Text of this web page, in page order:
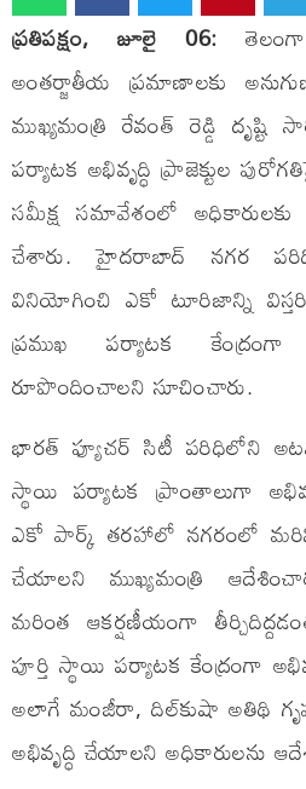
ప్రతిపక్షం, జూలై 06:
అంతర్జాతీయ ప్రమాణాలకు
ముఖ్యమంత్రి రేవంత్ రెడ్డి దృష్టి
పర్యాటక అభివృద్ధి ప్రాజెక్టుల
సమీక్ష సమావేశంలో
చేశారు. హైదరాబాద్ నగర
వినియోగించి ఎకో టూరిజాన్ని
ప్రముఖ పర్యాటక
రూపొందించాలని సూచించారు.
భారత్ ఫ్యూచర్ సిటీ పరిధిలోని
స్థాయి పర్యాటక ప్రాంతాలుగా
ఎకో పార్క్ తరహాలో నగరంలో
చేయాలని ముఖ్యమంత్రి
మరింత ఆకర్షణీయంగా
పూర్తి స్థాయి పర్యాటక కేంద్రంగా
అలాగే మంజీరా, దిల్‌కుషా అతిథి
అభివృద్ధి చేయాలని అధికారులను